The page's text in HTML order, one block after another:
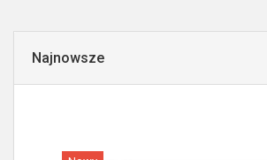
Najnowsze